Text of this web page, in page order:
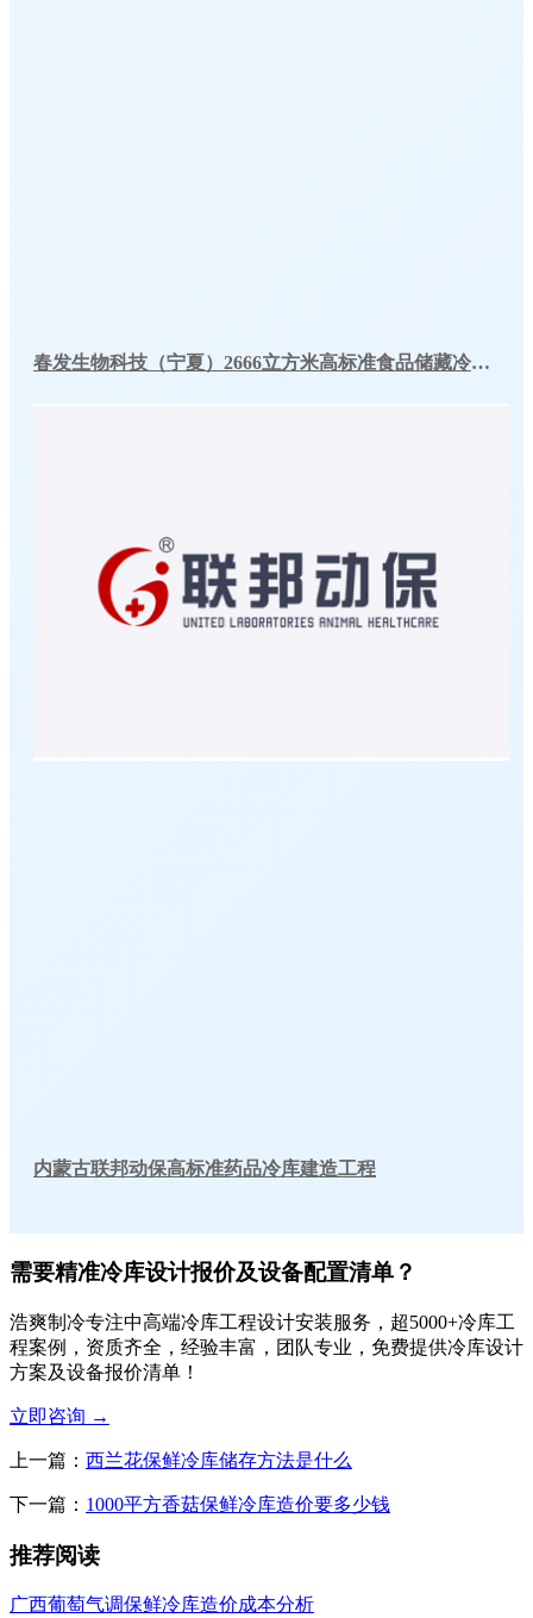
春发生物科技（宁夏）2666立方米高标准食品储藏冷库工程案例
内蒙古联邦动保高标准药品冷库建造工程
需要精准冷库设计报价及设备配置清单？
浩爽制冷专注中高端冷库工程设计安装服务，超5000+冷库工
程案例，资质齐全，经验丰富，团队专业，免费提供冷库设计
方案及设备报价清单！
立即咨询 →
上一篇： 西兰花保鲜冷库储存方法是什么
下一篇： 1000平方香菇保鲜冷库造价要多少钱
推荐阅读
广西葡萄气调保鲜冷库造价成本分析